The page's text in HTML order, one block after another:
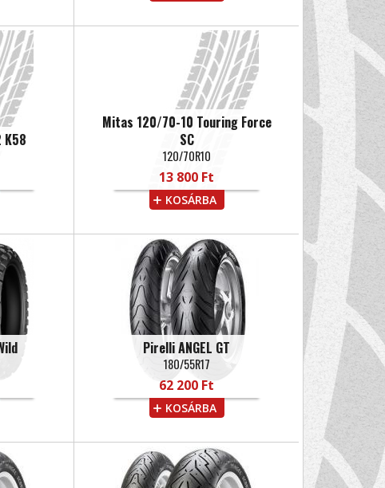
K58
Mitas 120/70-10 Touring Force
SC
120/70R10
13 800 Ft
KOSÁRBA
Pirelli ANGEL GT
180/55R17
62 200 Ft
KOSÁRBA